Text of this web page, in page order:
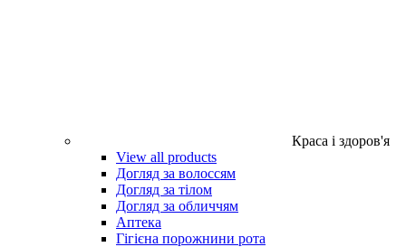
Краса і здоров'я
View all products
Догляд за волоссям
Догляд за тілом
Догляд за обличчям
Аптека
Гігієна порожнини рота